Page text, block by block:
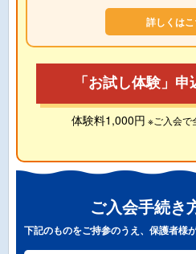
詳しくは
「お試し体験」
体験料1,000円 ※ご入会で
ご入会手続き
下記のものをご持参のうえ、保護者様